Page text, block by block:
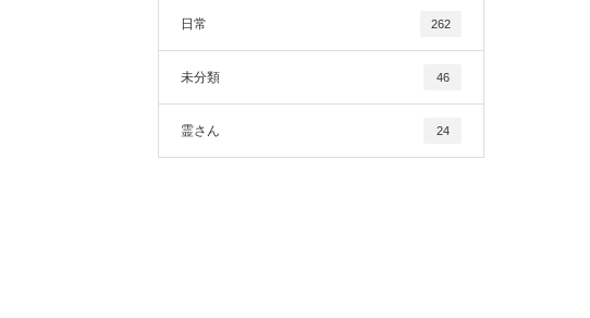
日常 262
未分類 46
霊さん 24